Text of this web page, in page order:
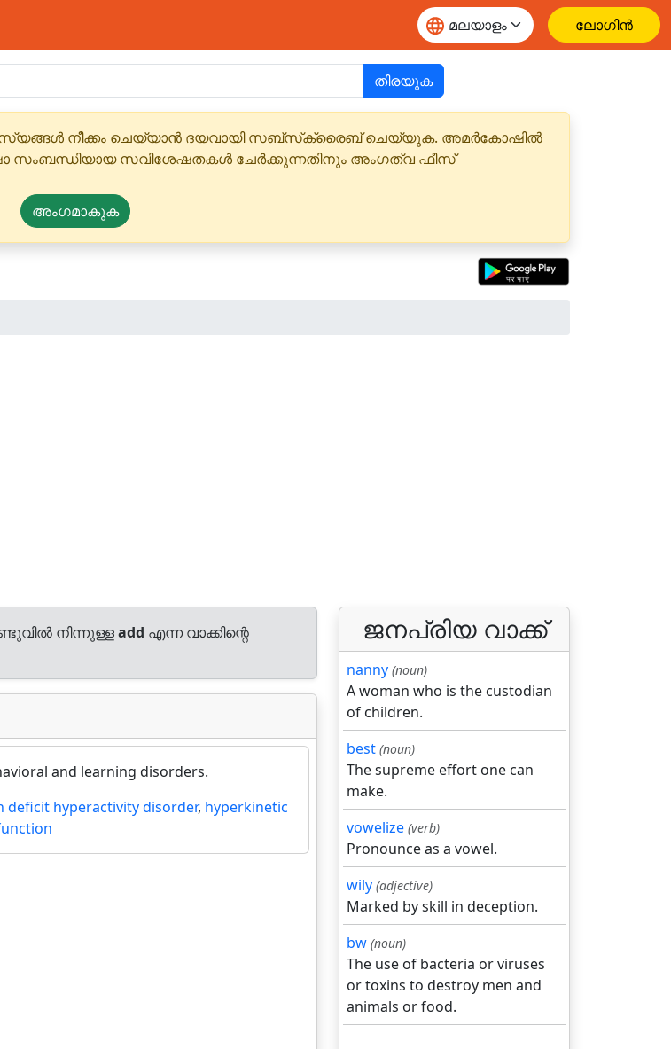
ലോഗിൻ
തിരയുക
നീക്കം ചെയ്യാൻ ദയവായി സബ്‌സ്‌ക്രൈബ് ചെയ്യുക. അമർകോഷിൽ
സംബന്ധിയായ സവിശേഷതകൾ ചേർക്കുന്നതിനും അംഗത്വ ഫീസ്
അംഗമാകുക
നിന്നുള്ളadd എന്ന വാക്കിന്റെ
and learning disorders.
deficit hyperactivity disorder, hyperkinetic
ജനപ്രിയ വാക്ക്
nanny (noun)
A woman who is the custodian
of children.
best (noun)
The supreme effort one can
make.
vowelize (verb)
Pronounce as a vowel.
wily (adjective)
Marked by skill in deception.
bw (noun)
The use of bacteria or viruses
or toxins to destroy men and
animals or food.